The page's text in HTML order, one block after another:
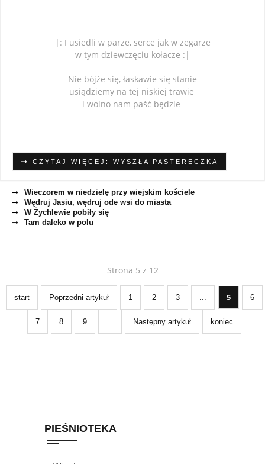
|: I usiedli w parze, serce jak w zegarze
w tym dziewczęciu kołacze :|
Nie bójże się, łaskawie się stanie
usiądziemy na tej niskiej trawie
i wolno nam paść będzie
CZYTAJ WIĘCEJ: WYSZŁA PASTERECZKA
Wieczorem w niedzielę przy wiejskim kościele
Wędruj Jasiu, wędruj ode wsi do miasta
W Żychlewie pobiły się
Tam daleko w polu
Strona 5 z 12
start Poprzedni artykuł 1 2 3 5 6
7 8 9 Następny artykuł koniec
PIEŚNIOTEKA